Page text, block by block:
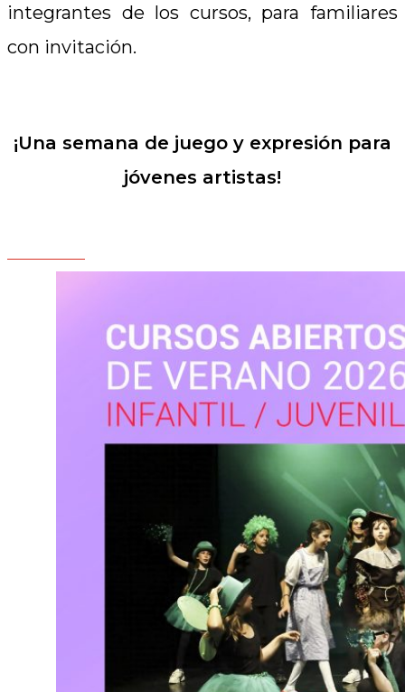
integrantes de los cursos, para familiares
con invitación.
¡Una semana de juego y expresión para
jóvenes artistas!